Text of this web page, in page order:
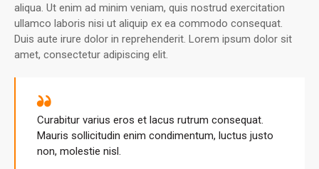
aliqua. Ut enim ad minim veniam, quis nostrud exercitation
ullamco laboris nisi ut aliquip ex ea commodo consequat.
Duis aute irure dolor in reprehenderit. Lorem ipsum dolor sit
amet, consectetur adipiscing elit.
Curabitur varius eros et lacus rutrum consequat.
Mauris sollicitudin enim condimentum, luctus justo
non, molestie nisl.